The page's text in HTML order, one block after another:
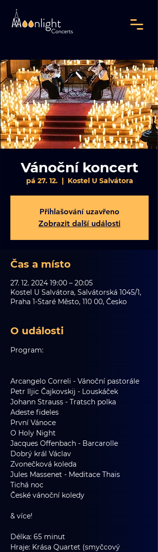
Vánoční koncert
pá 27. 12.
  |
Kostel U Salvátora
Přihlašování uzavřeno
Zobrazit další události
Čas a místo
27. 12. 2024 19:00 – 20:05
Kostel U Salvátora, Salvátorská 1045/1,
Praha 1-Staré Město, 110 00, Česko
O události
Program:
Arcangelo Correli - Vánoční pastorále
Petr Iljic Čajkovskij - Louskáček
Johann Strauss - Tratsch polka
Adeste fideles
První Vánoce
O Holy Night
Jacques Offenbach - Barcarolle
Dobrý král Václav
Zvonečková koleda
Jules Massenet - Meditace Thais
Tichá noc
České vánoční koledy
& více!
Délka: 65 minut
Hraje: Krása Quartet (smyčcový